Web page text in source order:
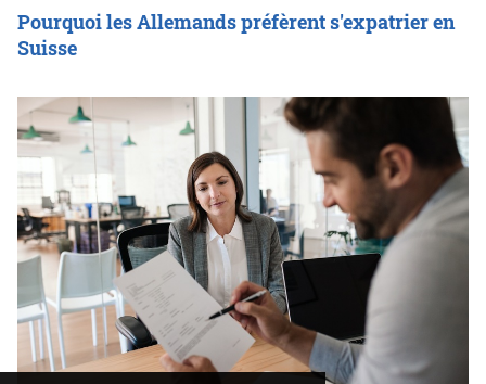
Pourquoi les Allemands préfèrent s'expatrier en
Suisse